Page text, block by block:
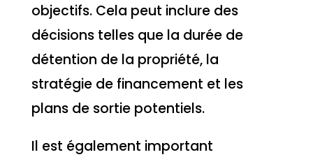
objectifs. Cela peut inclure des
décisions telles que la durée de
détention de la propriété, la
stratégie de financement et les
plans de sortie potentiels.
Il est également important